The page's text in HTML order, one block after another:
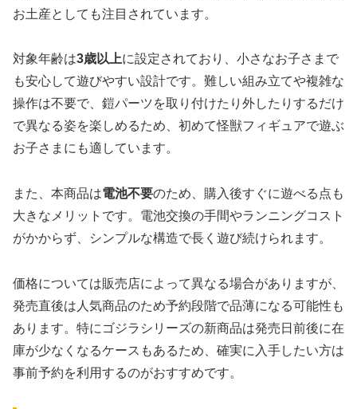
お土産としても注目されています。
対象年齢は3歳以上に設定されており、小さなお子さまで
も安心して遊びやすい設計です。難しい組み立てや複雑な
操作は不要で、鎧パーツを取り付けたり外したりするだけ
で異なる姿を楽しめるため、初めて怪獣フィギュアで遊ぶ
お子さまにも適しています。
また、本商品は電池不要のため、購入後すぐに遊べる点も
大きなメリットです。電池交換の手間やランニングコスト
がかからず、シンプルな構造で長く遊び続けられます。
価格については販売店によって異なる場合がありますが、
発売直後は人気商品のため予約段階で品薄になる可能性も
あります。特にゴジラシリーズの新商品は発売日前後に在
庫が少なくなるケースもあるため、確実に入手したい方は
事前予約を利用するのがおすすめです。